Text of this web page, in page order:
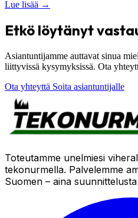
Lue lisää →
Etkö löytänyt
Asiantuntijamme auttavat sinua
liittyvissä kysymyksissä. Ota
Ota yhteyttä Soita asiantuntijalle
Toteutamme unelmiesi
tekonurmella. Palvelemme
Suomen – aina